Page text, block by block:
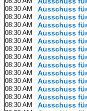
08:30 AM Ausschuss
08:30 AM Ausschuss
08:30 AM Ausschuss
08:30 AM Ausschuss
08:30 AM Ausschuss
08:30 AM Ausschuss
08:30 AM Ausschuss
08:30 AM Ausschuss
08:30 AM Ausschuss
08:30 AM Ausschuss
08:30 AM Ausschuss
08:30 AM Ausschuss
08:30 AM Ausschuss